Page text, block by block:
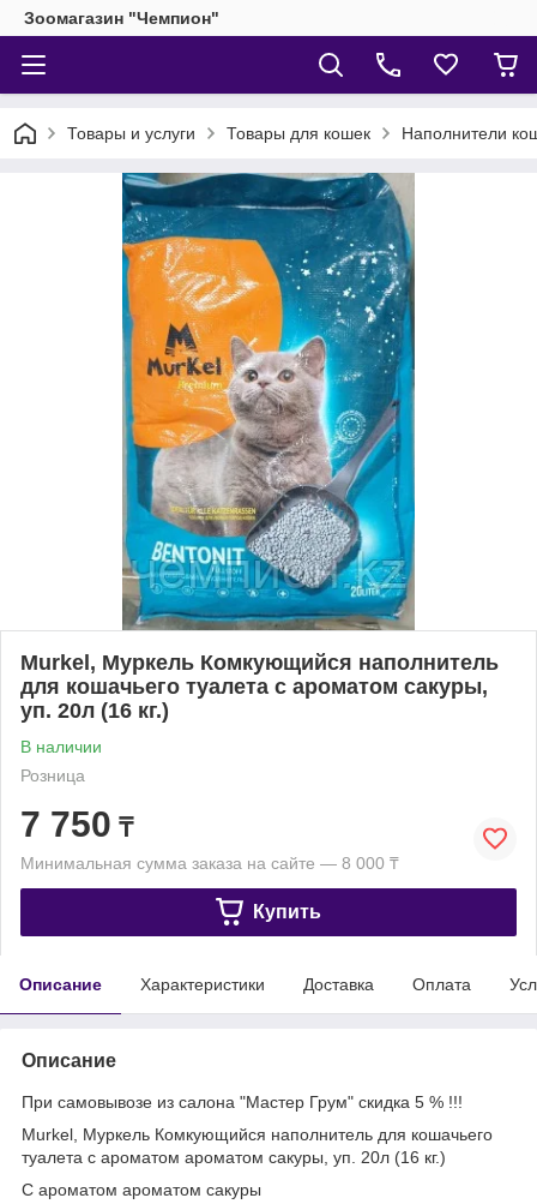
Зоомагазин "Чемпион"
Товары и услуги Товары для кошек Наполнители
Murkel, Муркель Комкующийся наполнитель
для кошачьего туалета с ароматом сакуры,
уп. 20л (16 кг.)
В наличии
Розница
7 750 ₸
Минимальная сумма заказа на сайте — 8 000 ₸
Купить
Описание Характеристики Доставка Оплата
Описание
При самовывозе из салона "Мастер Грум" скидка 5 % !!!
Murkel, Муркель Комкующийся наполнитель для кошачьего
туалета с ароматом ароматом сакуры, уп. 20л (16 кг.)
С ароматом ароматом сакуры